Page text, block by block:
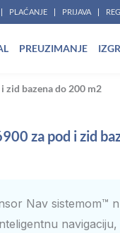
PLAĆANJE PRIJAVA
PREUZIMANJE
zid bazena do 200 m2
za pod i zid
Nav sistemom™
navigaciju,